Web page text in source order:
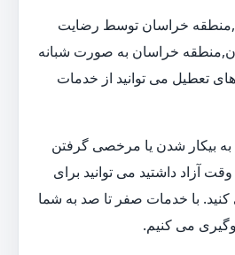
خراسان توسط رضایت
خراسان به صورت شبانه
تعطیل می توانید از خدمات
بیکار شدن یا مرخصی گرفتن
آزاد داشتید می توانید برای
کنید. با خدمات صفر تا صد به شما
می کنیم.